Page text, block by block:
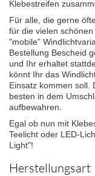
Klebestreifen
Für alle, die gerne
für die vielen
"mobile"
Bestellung Bescheid
und Ihr erhaltet
könnt Ihr das
Einsatz kommen soll.
besten in dem
aufbewahren.
Egal ob nun mit
Teelicht oder LED-
Light"!
Herstellungsart